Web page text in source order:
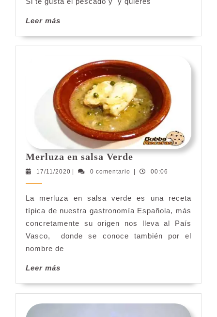
Leer más
Merluza en salsa VerdeMerluza
salsa
17/11/2020 17/11/20200 comentario 00:06
La merluza en salsa verde es una receta
típica de nuestra gastronomía Española, más
concretamente su origen nos lleva al País
Vasco, donde se conoce también por el
nombre de
Leer más